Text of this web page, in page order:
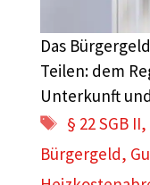
Das
Teilen: dem
Unterkunft
§ 22 SGB II,
Bürgergeld,